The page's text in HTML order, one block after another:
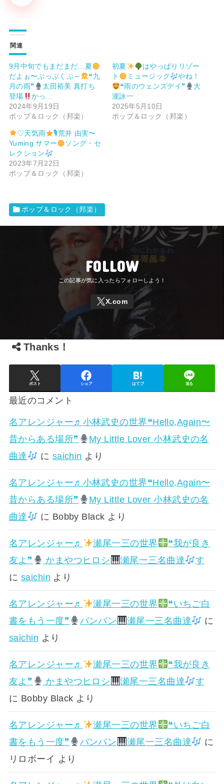
関連
9月中旬でもまだまだ…夏
だよぉ〜ぷっぷくぷ～
❝九
月の雨❞
太田裕美 真打ち
登場
かっ…
2024年9月19日
ポップ＆ロック（邦楽）
初夏
はやっぱりリゾー
ト
ミュージック
やね！
❝雨のウェンズデイ❞
大
瀧詠一
2025年5月10日
ポップ＆ロック（邦楽）
♡天気雨
🎙荒井 由実〜
Yuming サマー
ソング・セ
レクション
2023年7月22日
ポップ＆ロック（邦楽）
ポップ＆ロック（邦楽）
FOLLOW
Thanks！
ポスト シェア はてブ 送る
最近のコメント
名アレンジャー♬ 小林武史の世界❝Hello,Again〜
昔からある場所❞
My Little Lover 小林武史の名
曲達
に saichin より
名アレンジャー♬ 小林武史の世界❝Hello,Again〜
昔からある場所❞
My Little Lover 小林武史の名
曲達
に Bobby Black より
名アレンジャー♬ 瀬尾一三の世界
❝我が良き
友よ❞
かまやつヒロシ 瀬尾一三名曲達
す
に saichin より
名アレンジャー♬ 瀬尾一三の世界
❝いちご白
書をもう一度❞
バンバン 瀬尾一三名曲達
に
saichin より
名アレンジャー♬ 瀬尾一三の世界
❝我が良き
友よ❞
かまやつヒロシ 瀬尾一三名曲達
す
に Bobby Black より
名アレンジャー♬ 瀬尾一三の世界
❝いちご白
書をもう一度❞
バンバン 瀬尾一三名曲達
に
リロボーイ より